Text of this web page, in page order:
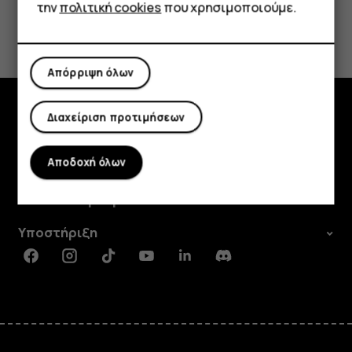
Ναι Όχι
Εξερευνήστε
Πληροφορίες
Υποστήριξη
FacebookInstagramTiktokYoutubeLinkedinDiscord
τηνπολιτική cookiesπου χρησιμοποιούμε.
Απόρριψη όλων
Διαχείριση προτιμήσεων
Αποδοχή όλων